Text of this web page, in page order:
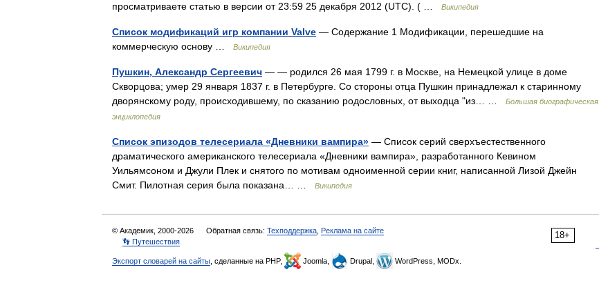
просматриваете статью в версии от 23:59 25 декабря 2012 (UTC). ( …
Википедия
Список модификаций игр компании Valve — Содержание 1 Модификации, перешедшие на
коммерческую основу …
Википедия
Пушкин, Александр Сергеевич — — родился 26 мая 1799 г. в Москве, на Немецкой улице в доме
Скворцова; умер 29 января 1837 г. в Петербурге. Со стороны отца Пушкин принадлежал к старинному
дворянскому роду, происходившему, по сказанию родословных, от выходца "из… …
Большая биографическая
энциклопедия
Список эпизодов телесериала «Дневники вампира» — Список серий сверхъестественного
драматического американского телесериала «Дневники вампира», разработанного Кевином
Уильямсоном и Джули Плек и снятого по мотивам одноименной серии книг, написанной Лизой Джейн
Смит. Пилотная серия была показана… …
Википедия
18+
© Академик, 2000-2026 Обратная связь: Техподдержка Реклама на сайте
👣 Путешествия
Экспорт словарей на сайты , сделанные на PHP, Joomla, Drupal, WordPress, MODx.